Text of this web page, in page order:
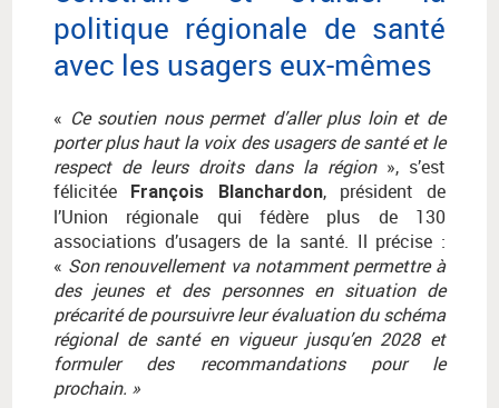
politique régionale de santé
avec les usagers eux-mêmes
« Ce soutien nous permet d’aller plus loin et de
porter plus haut la voix des usagers de santé et le
respect de leurs droits dans la région», s’est
félicitée
François Blanchardon, président de
l’Union régionale qui fédère plus de 130
associations d’usagers de la santé. Il précise :
« Son renouvellement va notamment permettre à
des jeunes et des personnes en situation de
précarité de poursuivre leur évaluation du schéma
régional de santé en vigueur jusqu’en 2028 et
formuler des recommandations pour le
prochain. »